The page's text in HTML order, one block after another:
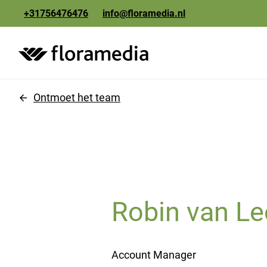
+31756476476 info@floramedia.nl
Ontmoet het team
Robin van
Account Manager